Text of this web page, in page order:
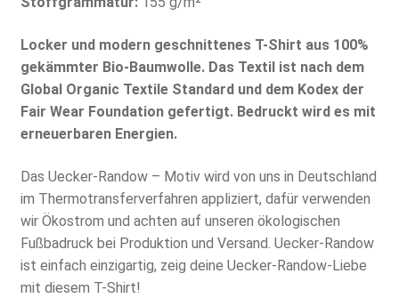
Locker und modern geschnittenes T-Shirt aus 100%
gekämmter Bio-Baumwolle. Das Textil ist nach dem
Global Organic Textile Standard und dem Kodex der
Fair Wear Foundation gefertigt. Bedruckt wird es mit
erneuerbaren Energien.
Das Uecker-Randow – Motiv wird von uns in Deutschland
im Thermotransferverfahren appliziert, dafür verwenden
wir Ökostrom und achten auf unseren ökologischen
Fußbadruck bei Produktion und Versand. Uecker-Randow
ist einfach einzigartig, zeig deine Uecker-Randow-Liebe
mit diesem T-Shirt!